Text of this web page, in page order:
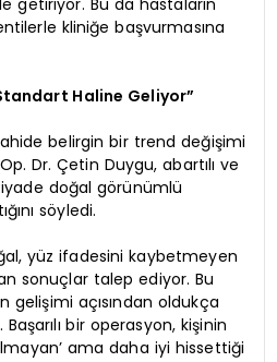
kliniğe başvurmasına
Haline Geliyor”
belirgin bir trend değişimi
Dr. Çetin Duygu, abartılı ve
doğal görünümlü
söyledi.
yüz ifadesini kaybetmeyen
sonuçlar talep ediyor. Bu
açısından oldukça
bir operasyon, kişinin
ama daha iyi hissettiği